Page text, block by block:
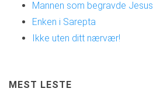
Mannen som begravde Jesus
Enken i Sarepta
Ikke uten ditt nærvær!
MEST LESTE